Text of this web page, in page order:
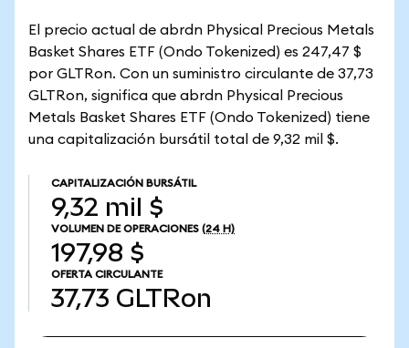
El precio actual de abrdn Physical Precious Metals
Basket Shares ETF (Ondo Tokenized) es 247,47 $
por GLTRon. Con un suministro circulante de 37,73
GLTRon, significa que abrdn Physical Precious
Metals Basket Shares ETF (Ondo Tokenized) tiene
una capitalización bursátil total de 9,32 mil $.
CAPITALIZACIÓN BURSÁTIL
9,32 mil $
VOLUMEN DE OPERACIONES (24 H)
197,98 $
OFERTA CIRCULANTE
37,73 GLTRon